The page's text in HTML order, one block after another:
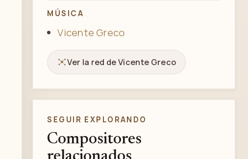
MÚSICA
Vicente Greco
Ver la red de Vicente Greco
SEGUIR EXPLORANDO
Compositores